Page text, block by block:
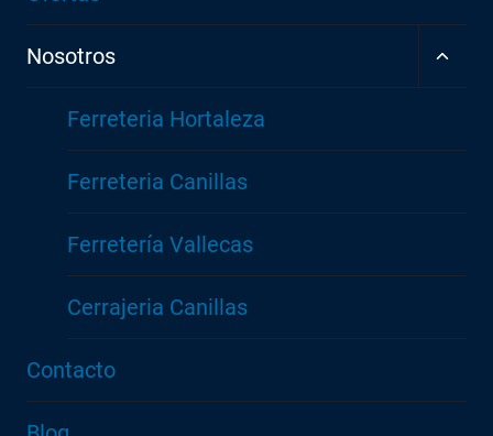
Nosotros
HIJO
Ferreteria Hortaleza
Ferreteria Canillas
Ferretería Vallecas
Cerrajeria Canillas
Contacto